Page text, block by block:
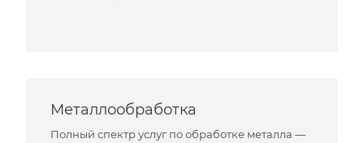
Металлообработка
Полный спектр услуг по обработке металла —